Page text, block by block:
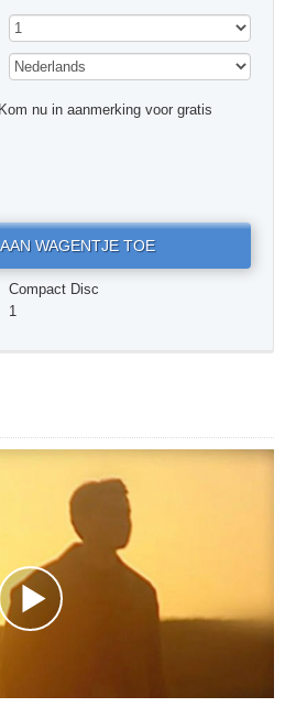
Kom nu in aanmerking voor gratis
WAGENTJE TOE
Compact Disc
1